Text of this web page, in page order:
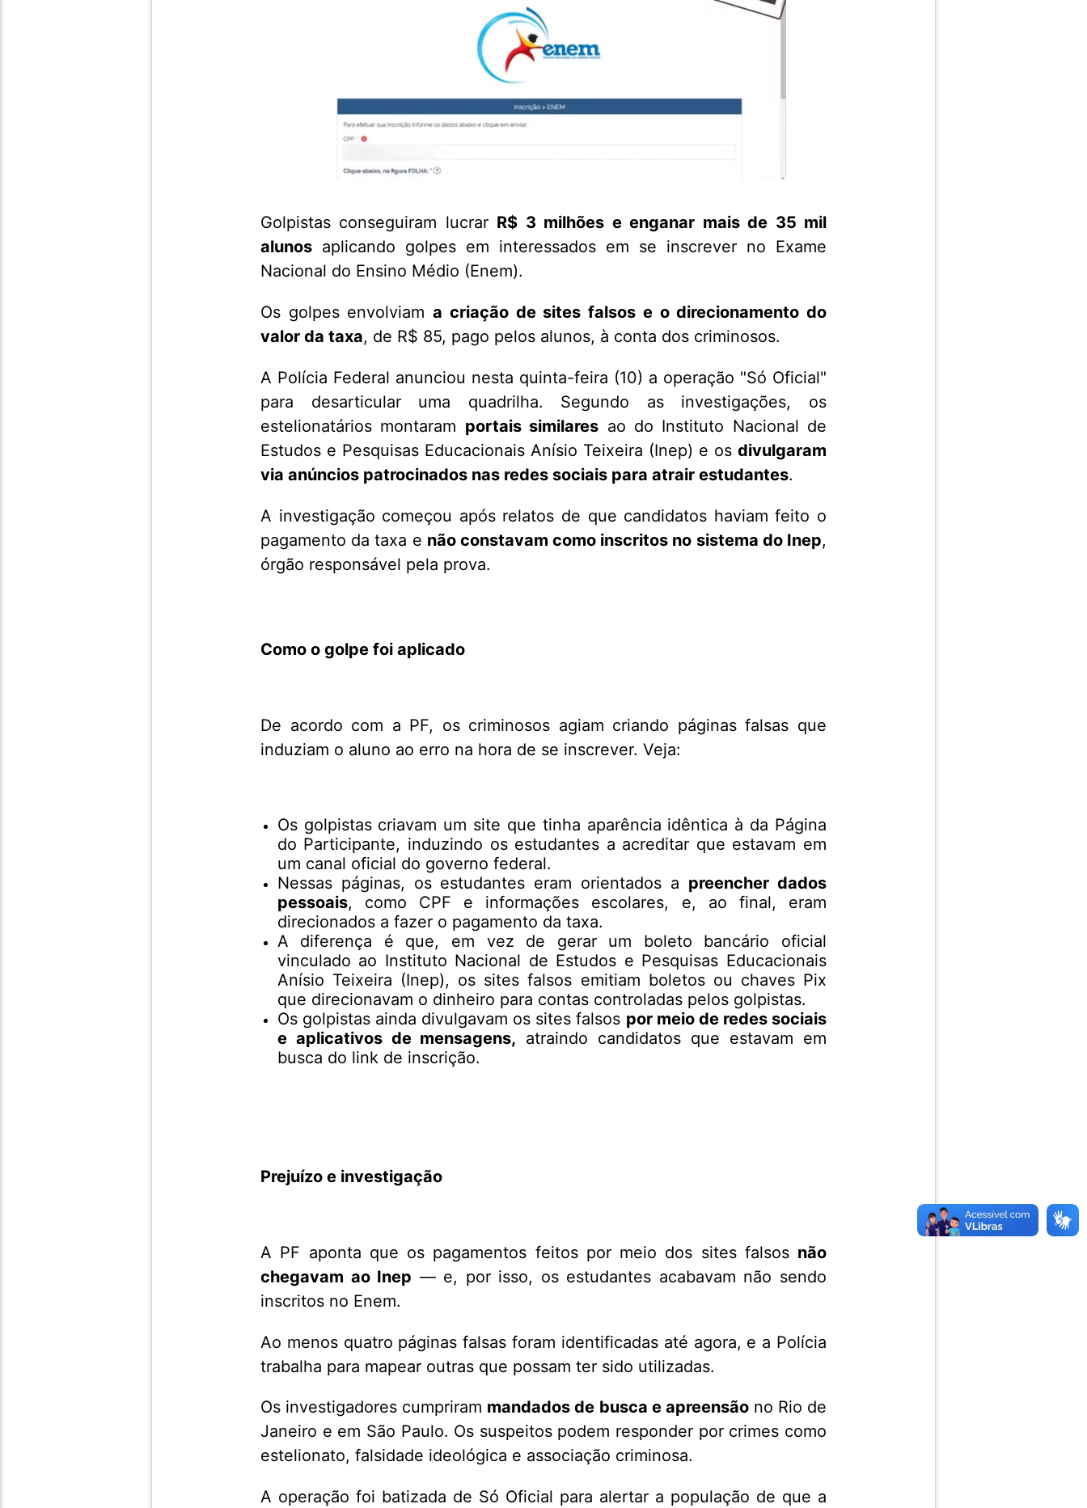
Golpistas conseguiram lucrar R$ 3 milhões e enganar mais de 35 mil
alunos aplicando golpes em interessados em se inscrever no Exame
Nacional do Ensino Médio (Enem).
Os golpes envolviama criação de sites falsos e o direcionamento do
valor da taxa, de R$ 85, pago pelos alunos, à conta dos criminosos.
A Polícia Federal anunciou nesta quinta-feira (10) a operação "Só Oficial"
para desarticular uma quadrilha. Segundo as investigações, os
estelionatários montaram portais similares ao do Instituto Nacional de
Estudos e Pesquisas Educacionais Anísio Teixeira (Inep) e os divulgaram
via anúncios patrocinados nas redes sociais para atrair estudantes.
A investigação começou após relatos de que candidatos haviam feito o
pagamento da taxa e não constavam como inscritos no sistema do Inep,
órgão responsável pela prova.
Como o golpe foi aplicado
De acordo com a PF, os criminosos agiam criando páginas falsas que
induziam o aluno ao erro na hora de se inscrever. Veja:
Os golpistas criavam um site que tinha aparência idêntica à da Página
do Participante, induzindo os estudantes a acreditar que estavam em
um canal oficial do governo federal.
Nessas páginas, os estudantes eram orientados a preencher dados
pessoais, como CPF e informações escolares, e, ao final, eram
direcionados a fazer o pagamento da taxa.
A diferença é que, em vez de gerar um boleto bancário oficial
vinculado ao Instituto Nacional de Estudos e Pesquisas Educacionais
Anísio Teixeira (Inep), os sites falsos emitiam boletos ou chaves Pix
que direcionavam o dinheiro para contas controladas pelos golpistas.
Os golpistas ainda divulgavam os sites falsos por meio de redes sociais
e aplicativos de mensagens, atraindo candidatos que estavam em
busca do link de inscrição.
Prejuízo e investigação
A PF aponta que os pagamentos feitos por meio dos sites falsos não
chegavam ao Inep — e, por isso, os estudantes acabavam não sendo
inscritos no Enem.
Ao menos quatro páginas falsas foram identificadas até agora, e a Polícia
trabalha para mapear outras que possam ter sido utilizadas.
Os investigadores cumpriram mandados de busca e apreensãono Rio de
Janeiro e em São Paulo. Os suspeitos podem responder por crimes como
estelionato, falsidade ideológica e associação criminosa.
A operação foi batizada de Só Oficial para alertar a população de que a